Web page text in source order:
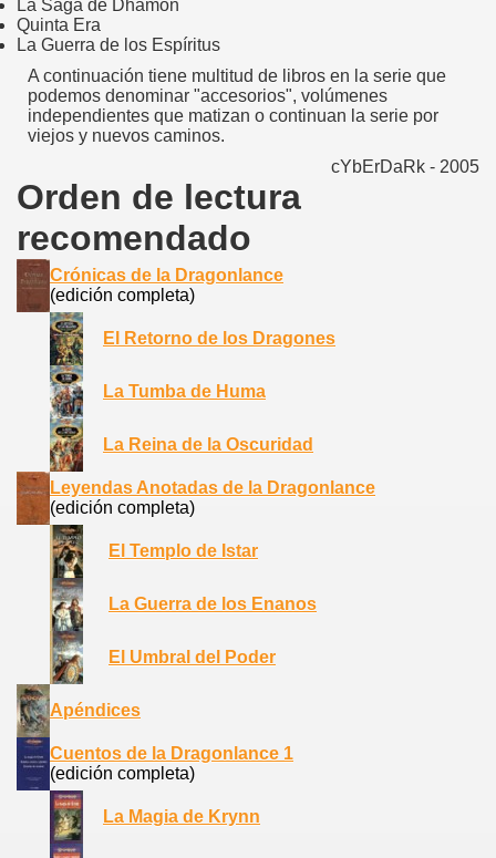
La Saga de Dhamon
Quinta Era
La Guerra de los Espíritus
A continuación tiene multitud de libros en la serie que
podemos denominar "accesorios", volúmenes
independientes que matizan o continuan la serie por
viejos y nuevos caminos.
cYbErDaRk - 2005
Orden de lectura
recomendado
Crónicas de la Dragonlance
(edición completa)
El Retorno de los Dragones
La Tumba de Huma
La Reina de la Oscuridad
Leyendas Anotadas de la Dragonlance
(edición completa)
El Templo de Istar
La Guerra de los Enanos
El Umbral del Poder
Apéndices
Cuentos de la Dragonlance 1
(edición completa)
La Magia de Krynn